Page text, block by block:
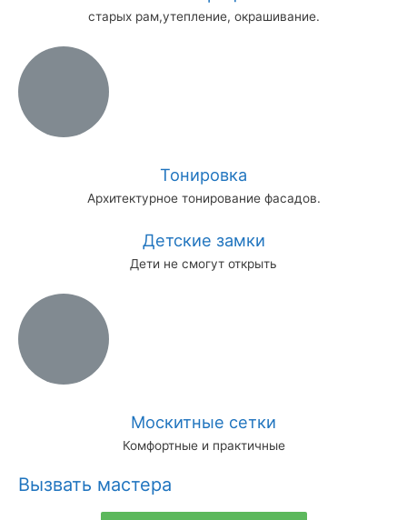
старых рам,утепление, окрашивание.
Тонировка
Архитектурное тонирование фасадов.
Детские замки
Дети не смогут открыть
Москитные сетки
Комфортные и практичные
Вызвать мастера